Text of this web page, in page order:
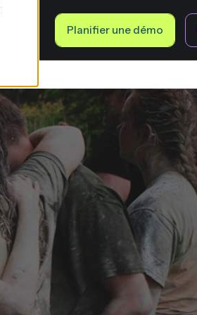
Planifier une démo